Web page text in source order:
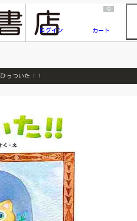
『ONE PIECE magazine 021 ONE PIECEカード付き同梱版』発売延期のご案内
ログイン
0
カート
ひっついた！！